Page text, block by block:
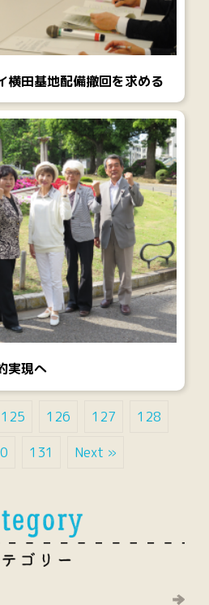
横田基地配備撤回を求める
実現へ
125 126 127
128
131 Next »